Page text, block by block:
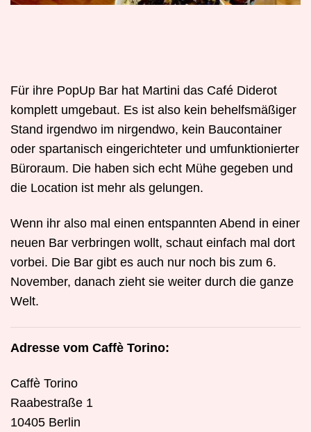
Für ihre PopUp Bar hat Martini das Café Diderot
komplett umgebaut. Es ist also kein behelfsmäßiger
Stand irgendwo im nirgendwo, kein Baucontainer
oder spartanisch eingerichteter und umfunktionierter
Büroraum. Die haben sich echt Mühe gegeben und
die Location ist mehr als gelungen.
Wenn ihr also mal einen entspannten Abend in einer
neuen Bar verbringen wollt, schaut einfach mal dort
vorbei. Die Bar gibt es auch nur noch bis zum 6.
November, danach zieht sie weiter durch die ganze
Welt.
Adresse vom Caffè Torino:
Caffè Torino
Raabestraße 1
10405 Berlin